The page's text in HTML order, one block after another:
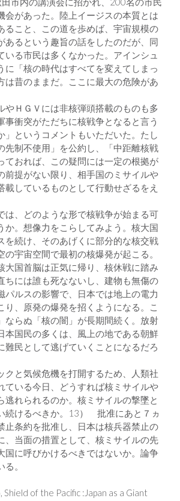
会があった。陸上イージスの本質とは
ること、この道を歩めば、宇宙規模の
あるという趣旨の話をしたのだが、同
いる市民は多くなかった。アインシュ
に「核の時代はすべてを変えてしまっ
は昔のままだ。ここに最大の危険があ
ＨＧＶには非核弾頭搭載のものも多
事衝突がただちに核戦争となると言う
」というコメントもいただいた。たし
先制不使用」を公約し、「中距離核戦
ておれば、この疑問には一定の根拠が
前提がない限り、相手国のミサイルや
載しているものとして行動せざるをえ
、どのような形で核戦争が始まる可
か。想像力をこらしてみよう。核大国
を続け、そのあげくに部分的な核交戦
の宇宙空間で最初の核爆発が起こる。
大国首脳は正気に帰り、核休戦に踏み
ちには誰も死なないし、建物も無傷の
パルスの影響で、日本では地上の電力
り、原発の爆発を招くようになる。こ
ならぬ「核の闇」が長期間続く。放射
本国民の多くは、風上の地である朝鮮
難民として逃げていくことになるだろ
と気候危機を打開するため、人類社
ている今日、どうすれば核ミサイルや
逃れられるのか。核ミサイルの撃墜と
続けるべきか。13） 批准にあと７ヵ
止条約を批准し、日本は核兵器禁止の
、当面の措置として、核ミサイルの先
国に呼びかけるべきではないか。論争
。
of the Pacific :Japan as a Giant